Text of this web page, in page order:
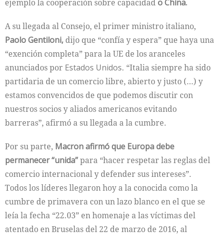
ejemplo la cooperación sobre capacidado China.
A su llegada al Consejo, el primer ministro italiano,
PaoloGentiloni, dijo que “confía y espera” que haya una
“exención completa” para la UE de los aranceles
anunciados por Estados Unidos. “Italia siempre ha sido
partidaria de un comercio libre, abierto y justo (…) y
estamos convencidos de que podemos discutir con
nuestros socios y aliados americanos evitando
barreras”, afirmó a su llegada a la cumbre.
Por su parte, Macron afirmó que Europa debe
permanecer “unida”para “hacer respetar las reglas del
comercio internacional y defender sus intereses”.
Todos los líderes llegaron hoy a la conocida como la
cumbre de primavera con un lazo blanco en el que se
leía la fecha “22.03” en homenaje a las víctimas del
atentado en Bruselas del 22 de marzo de 2016, al